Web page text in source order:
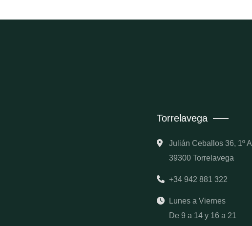
Torrelavega
Julián Ceballos 36, 1º A
39300 Torrelavega
+34 942 881 322
Lunes a Viernes
De 9 a 14 y 16 a 21